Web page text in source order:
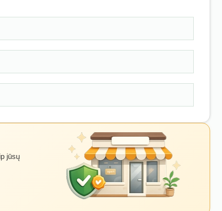
jūsų